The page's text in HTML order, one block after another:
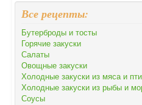
Все рецепты:
Бутерброды и тосты
Горячие закуски
Салаты
Овощные закуски
Холодные закуски из мяса и
Холодные закуски из рыбы и
Соусы